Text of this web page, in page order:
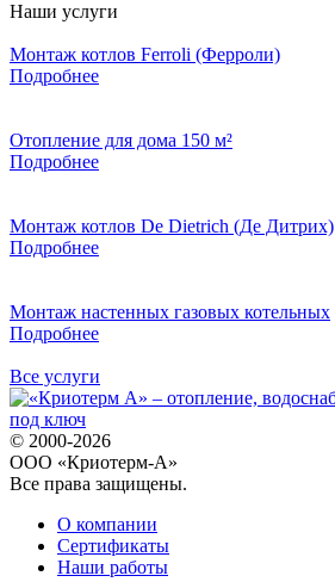
Наши услуги
Монтаж котлов Ferroli (Ферроли)
Подробнее
Отопление для дома 150 м²
Подробнее
Монтаж котлов De Dietrich (Де Дитрих)
Подробнее
Монтаж настенных газовых котельных
Подробнее
Все услуги
© 2000-2026
ООО «Криотерм-А»
Все права защищены.
О компании
Сертификаты
Наши работы